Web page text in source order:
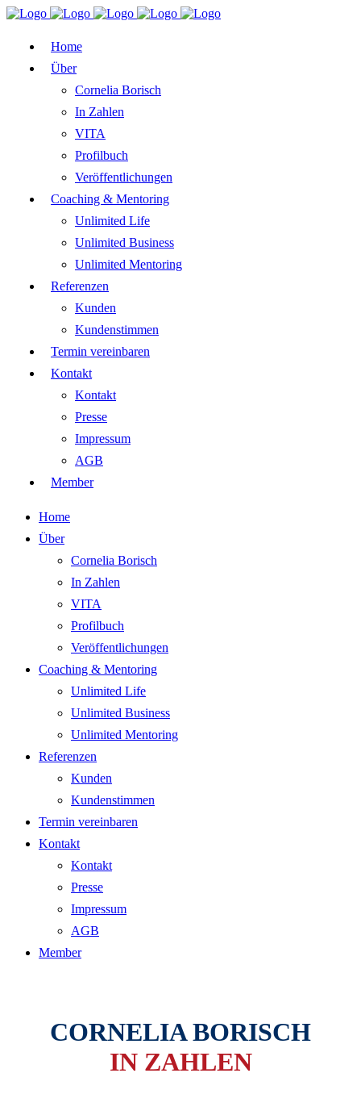
Home
Über
Cornelia Borisch
In Zahlen
VITA
Profilbuch
Veröffentlichungen
Coaching & Mentoring
Unlimited Life
Unlimited Business
Unlimited Mentoring
Referenzen
Kunden
Kundenstimmen
Termin vereinbaren
Kontakt
Kontakt
Presse
Impressum
AGB
Member
Home
Über
Cornelia Borisch
In Zahlen
VITA
Profilbuch
Veröffentlichungen
Coaching & Mentoring
Unlimited Life
Unlimited Business
Unlimited Mentoring
Referenzen
Kunden
Kundenstimmen
Termin vereinbaren
Kontakt
Kontakt
Presse
Impressum
AGB
Member
CORNELIA BORISCH
IN ZAHLEN